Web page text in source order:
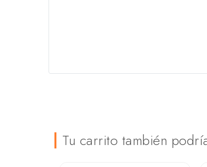
Tu carrito también